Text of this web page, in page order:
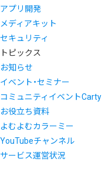
アプリ開発
メディアキット
セキュリティ
トピックス
お知らせ
イベント・セミナー
コミュニティイベントCarty
お役立ち資料
よむよむカラーミー
YouTubeチャンネル
サービス運営状況